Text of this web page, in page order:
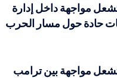
مواجهة داخل إدارة
حادة حول مسار الحرب
تشعل مواجهة بين ترامب